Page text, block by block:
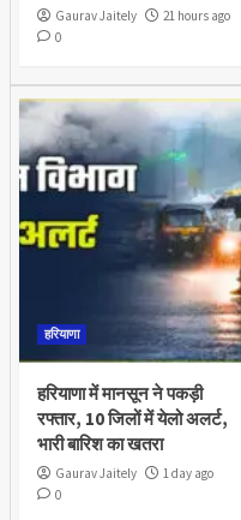
Gaurav Jaitely
21 hours ago
0
हरियाणा
हरियाणा में मानसून ने पकड़ी
रफ्तार, 10 जिलों में येलो अलर्ट,
भारी बारिश का खतरा
Gaurav Jaitely
1 day ago
0